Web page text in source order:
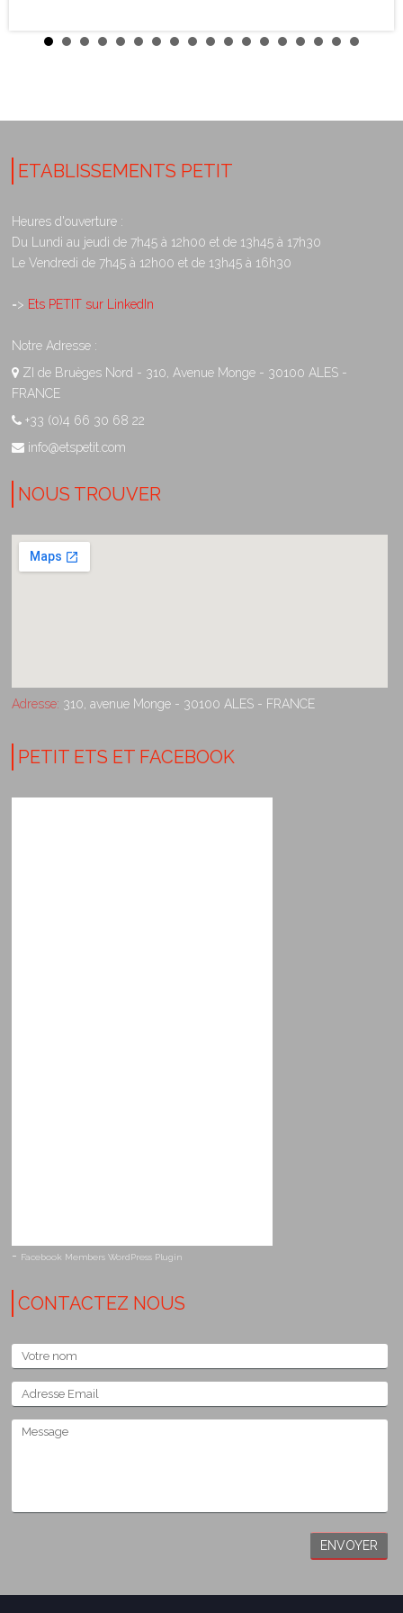
ETABLISSEMENTS PETIT
Heures d'ouverture :
Du Lundi au jeudi de 7h45 à 12h00 et de 13h45 à 17h30
Le Vendredi de 7h45 à 12h00 et de 13h45 à 16h30
=> Ets PETIT sur LinkedIn
Notre Adresse :
ZI de Bruèges Nord - 310, Avenue Monge - 30100 ALES -
FRANCE
+33 (0)4 66 30 68 22
info@etspetit.com
NOUS TROUVER
Adresse: 310, avenue Monge - 30100 ALES - FRANCE
PETIT ETS ET FACEBOOK
- Facebook Members WordPress Plugin
CONTACTEZ NOUS